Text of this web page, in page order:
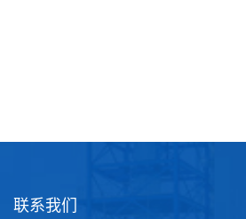
联系我们